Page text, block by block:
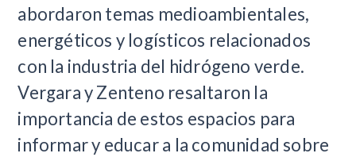
abordaron temas medioambientales,
energéticos y logísticos relacionados
con la industria del hidrógeno verde.
Vergara y Zenteno resaltaron la
importancia de estos espacios para
informar y educar a la comunidad sobre